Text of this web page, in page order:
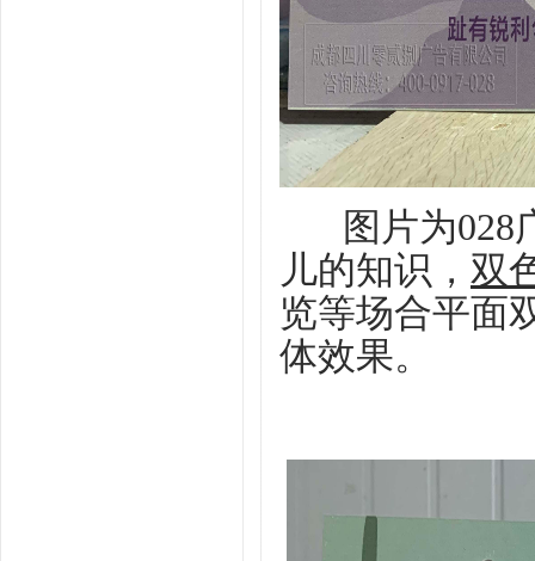
图片为028
儿的知识， 双
览等场合平面
体效果。